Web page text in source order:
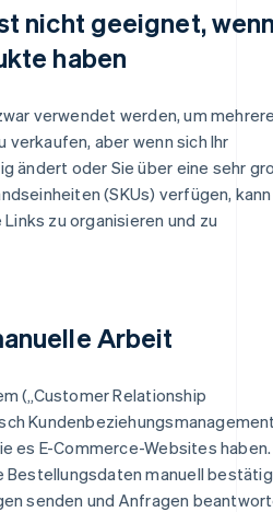
nicht geeignet,
haben
verwendet werden, um
verkaufen, aber wenn sich Ihr
ändert oder Sie über eine sehr
(SKUs) verfügen,
zu organisieren und zu
Arbeit
(„Customer Relationship
es E-Commerce-Websites haben.
Bestellungsdaten manuell
senden und Anfragen